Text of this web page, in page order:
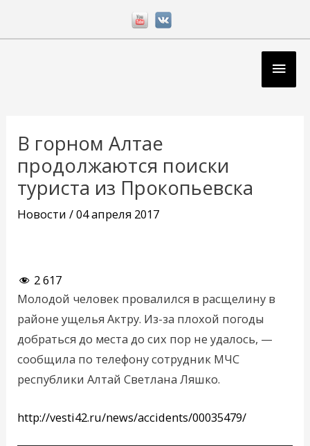
В горном Алтае
продолжаются поиски
туриста из Прокопьевска
Новости /04 апреля 2017
2 617
Молодой человек провалился в расщелину в
районе ущелья Актру. Из-за плохой погоды
добраться до места до сих пор не удалось, —
сообщила по телефону сотрудник МЧС
республики Алтай Светлана Ляшко.
http://vesti42.ru/news/accidents/00035479/
записям